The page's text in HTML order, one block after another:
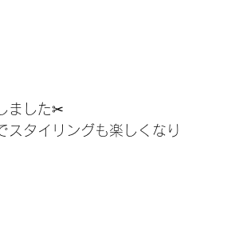
ました✂︎
スタイリングも楽しくなり